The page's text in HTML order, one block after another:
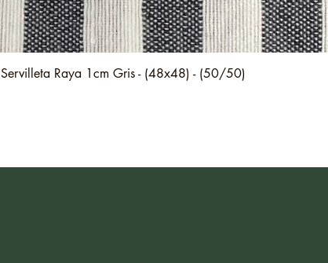
Vista rápida
Servilleta Raya 1cm Gris - (48x48) - (50/50)